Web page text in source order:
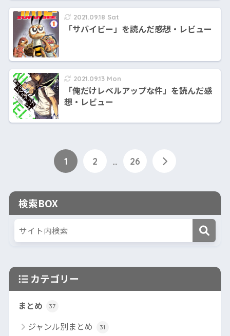
2021.09.18 Sat
「サバイビー」を読んだ感想・レビュー
2021.09.13 Mon
「俺だけレベルアップな件」を読んだ感
想・レビュー
1 2 … 26
検索BOX
カテゴリー
まとめ 37
ジャンル別まとめ 31